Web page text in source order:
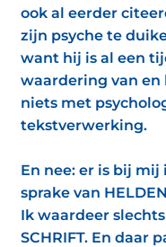
ook al eerder
zijn psyche te
want hij is al een
waardering van en
niets met
tekstverwerking.
En nee: er is bij
sprake van
Ik waardeer slechts
SCHRIFT. En daar